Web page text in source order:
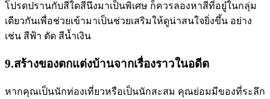
โปรดปรานกับสีใดสีนึงมาเป็นพิเศษ ก็ควรลองหาสีที่อยู๋ในกลุ่ม
เดียวกันเพื่อช่วยเข้ามาเป็นช่วยเสริมให้ดูน่าสนใจยิ่งขึ้น อย่าง
เช่น สีฟ้า ตัด สีน้ำเงิน
9.สร้างของตกแต่งบ้านจากเรื่องราวในอดีต
หากคุณเป็นนักท่องเที่ยวหรือเป็นนักสะสม คุณย่อมมีของที่ระลึก